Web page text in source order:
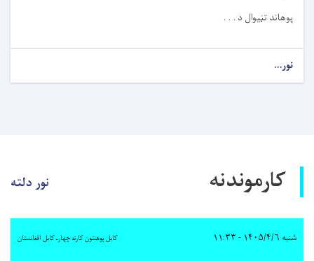
پوهاند تڼیوال د . . .
نور...
کارموندنه نور دلته
شنبه ۱۴۰۵/۴/۶ - ۱۱:۳۳ کابل پوهنتون کارته چهارـ کابل افغانستان